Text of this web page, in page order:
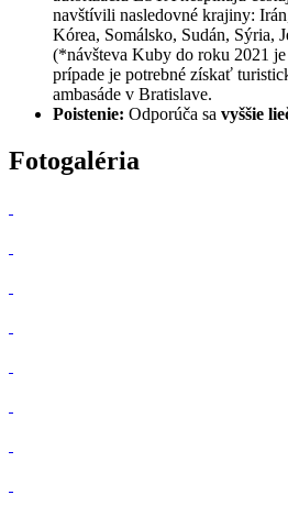
navštívili nasledovné krajiny:
Kórea, Somálsko, Sudán, Sýria,
(*návšteva Kuby do roku 2021
prípade je potrebné získať
ambasáde v Bratislave.
Poistenie: Odporúča sa vyššie
Fotogaléria